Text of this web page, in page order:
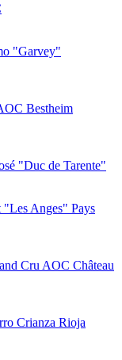
"Garvey"
Bestheim
"Duc de Tarente"
"Les Anges" Pays
Château
Crianza Rioja